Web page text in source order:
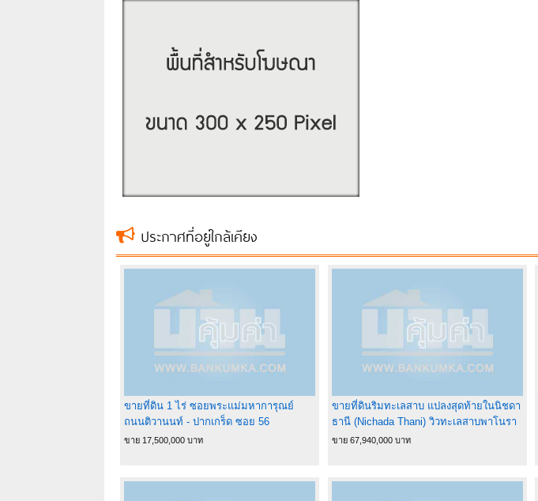
ประกาศที่อยู่ใกล้เคียง
ขายที่ดิน 1 ไร่ ซอยพระแม่มหาการุณย์
ถนนติวานนท์ - ปากเกร็ด ซอย 56
ขาย 17,500,000 บาท
ขายที่ดินริมทะเลสาบ แปลงสุดท้ายในนิชดา
ธานี (Nichada Thani) วิวทะเลสาบพาโนรา
มา 180° พร้อมพัฒนา (200,000 บาท/ตรว.)
ขาย 67,940,000 บาท